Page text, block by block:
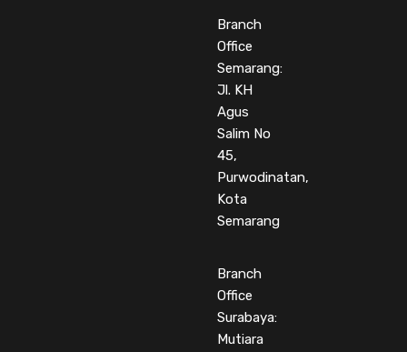
Branch
Office
Semarang:
Jl. KH
Agus
Salim No
45,
Purwodinatan,
Kota
Semarang
Branch
Office
Surabaya:
Mutiara